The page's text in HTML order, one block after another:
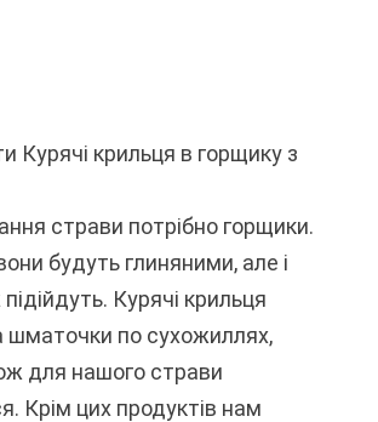
Курячі крильця в горщику з
страви потрібно горщики.
будуть глиняними, але і
Курячі крильця
шматочки по сухожиллях,
для нашого страви
Крім цих продуктів нам